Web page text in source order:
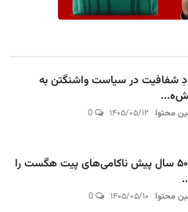
شفافیت در سیاست واشنگتن به
محتوا ۱۴۰۵/۰۵/۱۲
کتابی که ۵۰ سال پیش ناکامی‌های پیت هگست را
محتوا ۱۴۰۵/۰۵/۱۰